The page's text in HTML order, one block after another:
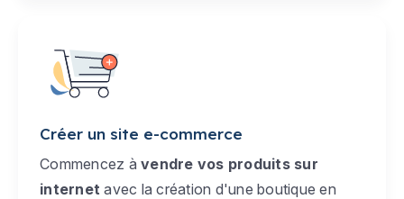
Créer un site e-commerce
Commencez à vendre vos produits sur
internet avec la création d'une boutique en